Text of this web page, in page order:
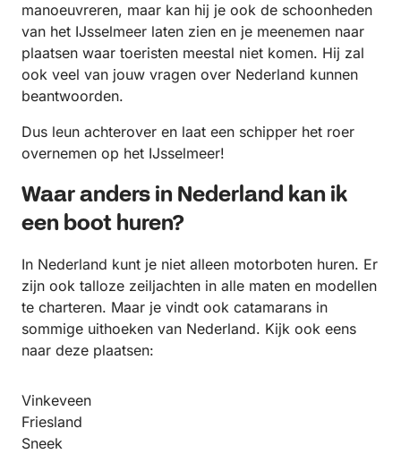
manoeuvreren, maar kan hij je ook de schoonheden
van het IJsselmeer laten zien en je meenemen naar
plaatsen waar toeristen meestal niet komen. Hij zal
ook veel van jouw vragen over Nederland kunnen
beantwoorden.
Dus leun achterover en laat een schipper het roer
overnemen op het IJsselmeer!
Waar anders in Nederland kan ik
een boot huren?
In Nederland kunt je niet alleen motorboten huren. Er
zijn ook talloze zeiljachten in alle maten en modellen
te charteren. Maar je vindt ook catamarans in
sommige uithoeken van Nederland. Kijk ook eens
naar deze plaatsen:
Vinkeveen
Friesland
Sneek